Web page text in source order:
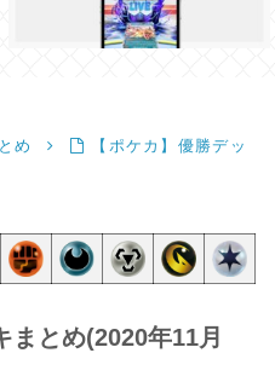
め
【ポケカ】優勝デッ
まとめ(2020年11月